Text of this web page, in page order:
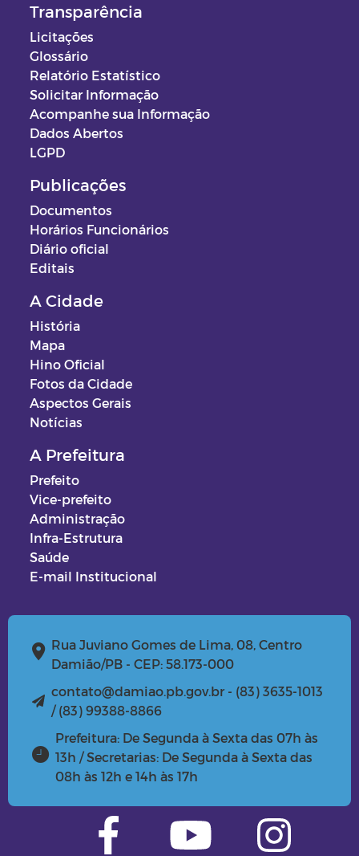
Transparência
Licitações
Glossário
Relatório Estatístico
Solicitar Informação
Acompanhe sua Informação
Dados Abertos
LGPD
Publicações
Documentos
Horários Funcionários
Diário oficial
Editais
A Cidade
História
Mapa
Hino Oficial
Fotos da Cidade
Aspectos Gerais
Notícias
A Prefeitura
Prefeito
Vice-prefeito
Administração
Infra-Estrutura
Saúde
E-mail Institucional
Rua Juviano Gomes de Lima, 08, Centro
Damião/PB - CEP: 58.173-000
contato@damiao.pb.gov.br - (83) 3635-1013
/ (83) 99388-8866
Prefeitura: De Segunda à Sexta das 07h às
13h / Secretarias: De Segunda à Sexta das
08h às 12h e 14h às 17h